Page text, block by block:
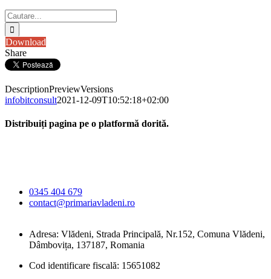
Cautare...
Download
Share
DescriptionPreviewVersions
infobitconsult2021-12-09T10:52:18+02:00
Distribuiți pagina pe o platformă dorită.
0345 404 679
contact@primariavladeni.ro
Adresa: Vlădeni, Strada Principală, Nr.152, Comuna Vlădeni,
Dâmbovița, 137187, Romania
Cod identificare fiscală: 15651082